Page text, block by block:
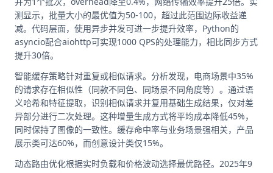
测显示，批量大小的最优值为50-100，超过此范围边际收益递
减。代码层面，使用异步并发可进一步提升效率，Python的
asyncio配合aiohttp可实现1000 QPS的处理能力，相比同步方式
提升30倍。
智能缓存策略针对重复或相似请求。分析发现，电商场景中35%
的请求存在相似性（同款不同色、同场景不同角度等）。通过语
义哈希和特征提取，识别相似请求并复用基础生成结果，仅对差
异部分进行二次处理。这种增量生成方式将平均成本降低45%，
同时保持了图像的一致性。缓存命中率与业务场景强相关，产品
展示类可达60%，而创意设计类仅15%。
动态路由优化根据实时负载和价格波动选择最优路径。2025年9